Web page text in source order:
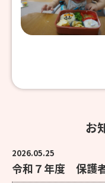
お
2026.05.25
令和７年度 保護